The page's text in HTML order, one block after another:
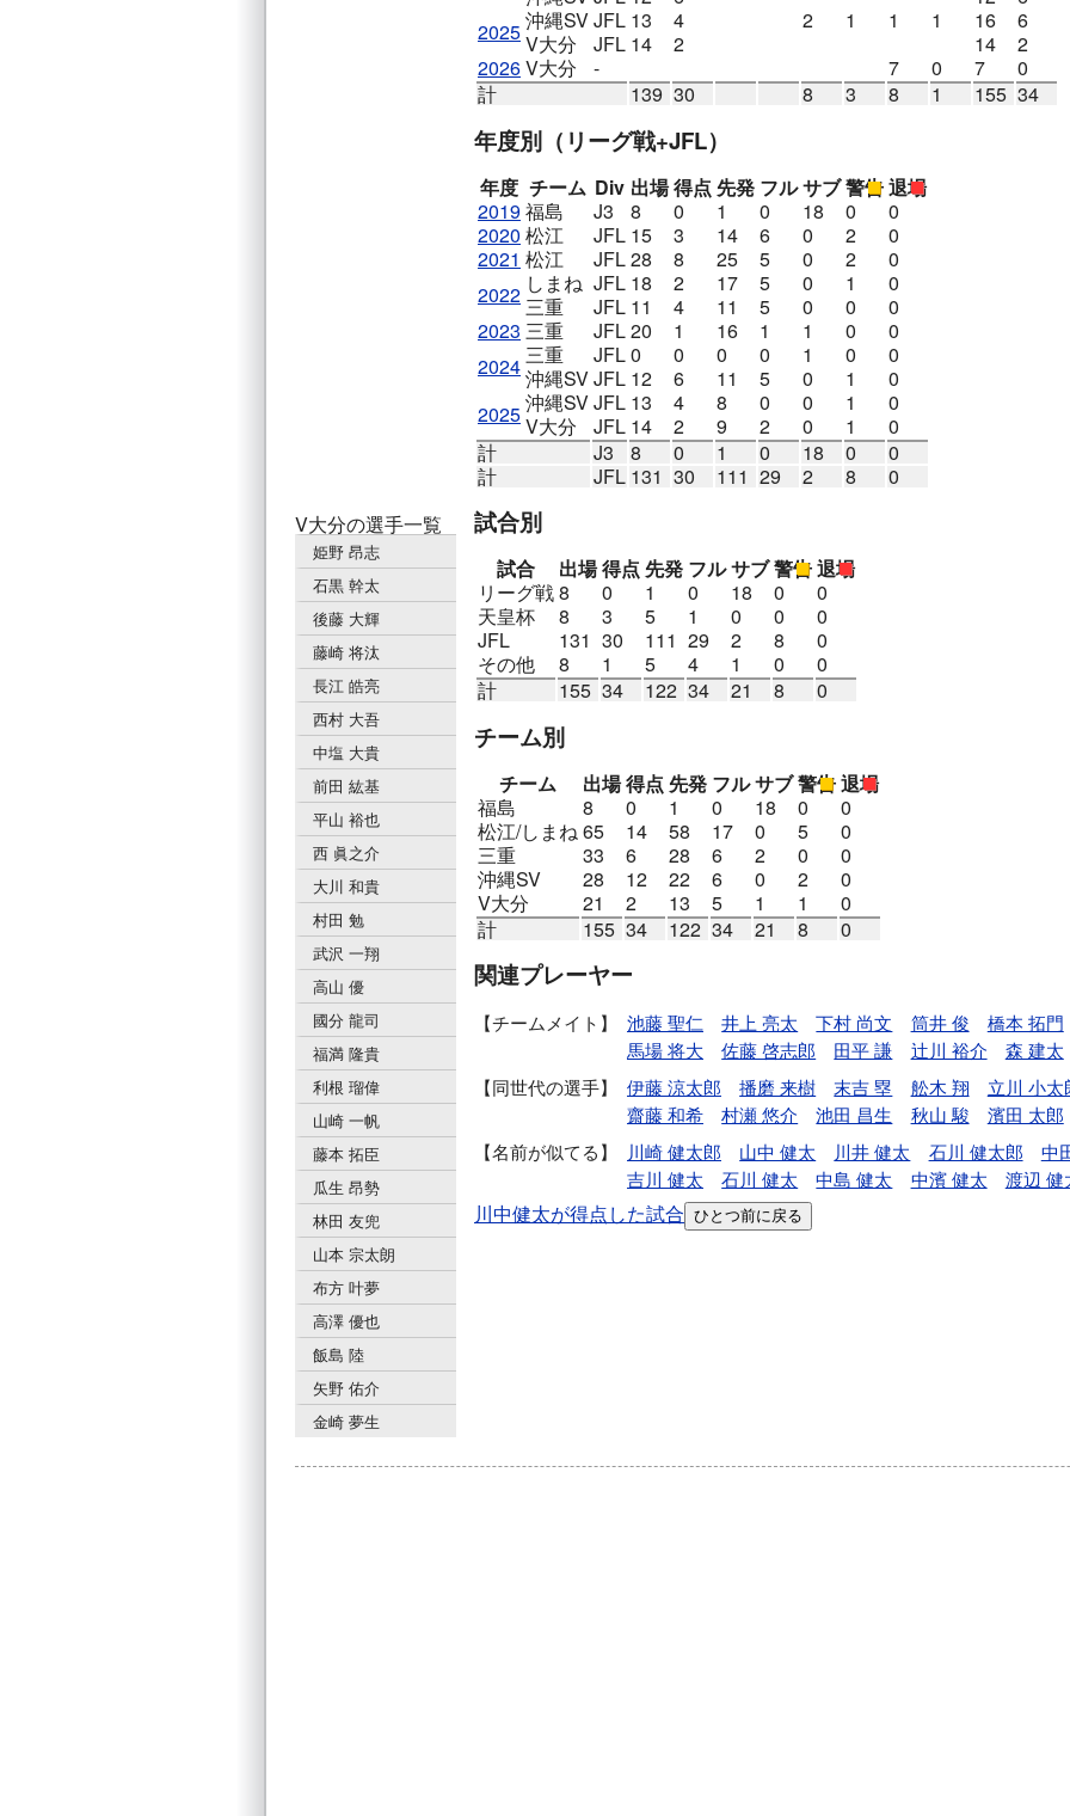
V大分の選手一覧
姫野 昂志
石黒 幹太
後藤 大輝
藤崎 将汰
長江 皓亮
西村 大吾
中塩 大貴
前田 紘基
平山 裕也
西 眞之介
大川 和貴
村田 勉
武沢 一翔
高山 優
國分 龍司
福満 隆貴
利根 瑠偉
山崎 一帆
藤本 拓臣
瓜生 昂勢
林田 友兜
山本 宗太朗
布方 叶夢
高澤 優也
飯島 陸
矢野 佑介
金崎 夢生
2025沖縄SVJFL 13 4 2 1 1 1 16
6
V大分
JFL 14 2 14
2
2026V大分 - 7 0 7
0
計
139 30 8 3 8 1 155 34
年度別 （リーグ戦+JFL）
年度 チーム Div 出場得点 先発 フルサブ警告退場
2019福島 J3 8 0 1 0 18 0
0
2020 松江 JFL 15 3 14 6 0 2
0
2021 松江 JFL28 8 25 5 0 2
0
2022 しまね JFL 18 2 17 5 0 1
0
三重
JFL 11 4 11 5 0 0
0
2023 三重 JFL20 1 16 1 1 0
0
2024三重 JFL0 0 0 0 1 0
0
沖縄SVJFL 12 6 11 5 0 1
0
2025沖縄SVJFL 13 4 8 0 0 1
0
V大分
JFL 14 2 9 2 0 1
0
計
J3 8 0 1 0 18 0
0
計
JFL 131 30 111 29 2 8 0
試合別
試合 出場得点 先発 フルサブ警告退場
リーグ戦8 0 1 0 18 0
0
天皇杯
8 3 5 1 0 0
0
JFL
131 30 111 29 2 8
0
その他
8 1 5 4 1 0
0
計
155 34 122 34 21 8 0
チーム別
チーム 出場得点 先発 フルサブ警告退場
福島
8 0 1 0 18 0
0
松江/しまね 65 14 58 17 0 5
0
三重
33 6 28 6 2 0
0
沖縄SV
28 12 22 6 0 2
0
V大分
21 2 13 5 1 1
0
計
155 34 122 34 21 8 0
関連プレーヤー
チームメイト 池藤 聖仁 井上 亮太 下村 尚文 筒井 俊 橋本 拓門
馬場 将大
佐藤 啓志郎 田平 謙 辻川 裕介
森 建太
同世代の選手
伊藤 涼太郎 播磨 来樹 末吉 塁 舩木 翔 立川 小太
齋藤 和希
村瀬 悠介 池田 昌生 秋山 駿
濱田 太郎
名前が似てる
川崎 健太郎 山中 健太 川井 健太 石川 健太郎 中
吉川 健太
石川 健太 中島 健太 中濱 健太 渡辺 健
川中健太が得点した試合 ひとつ前に戻る